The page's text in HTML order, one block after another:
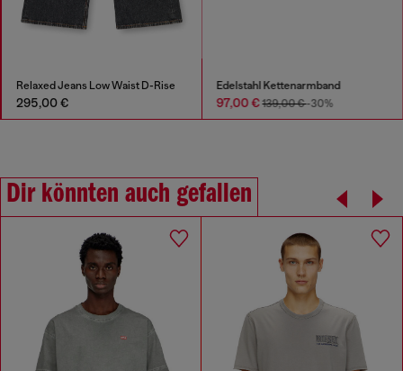
Relaxed Jeans Low Waist D-Rise
295,00 €
Edelstahl Kettenarmband
97,00 €139,00 €-30%
Dir könnten auch gefallen